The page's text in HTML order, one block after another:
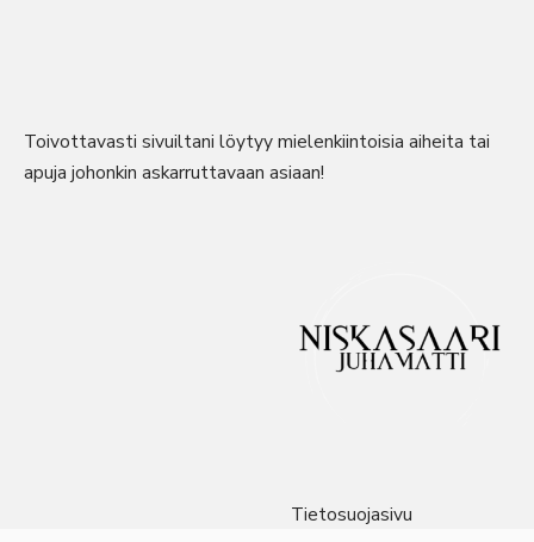
Toivottavasti sivuiltani löytyy mielenkiintoisia aiheita tai
apuja johonkin askarruttavaan asiaan!
Tietosuojasivu